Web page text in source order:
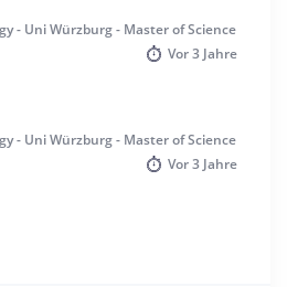
- Uni Würzburg - Master of Science
Vor3 Jahre
- Uni Würzburg - Master of Science
Vor3 Jahre